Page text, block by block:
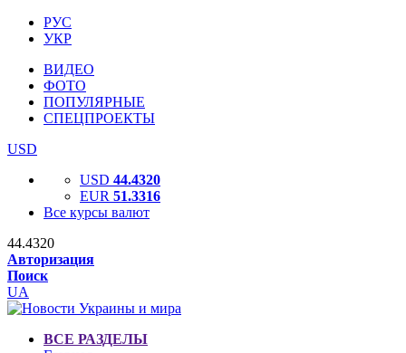
РУС
УКР
ВИДЕО
ФОТО
ПОПУЛЯРНЫЕ
СПЕЦПРОЕКТЫ
USD
USD 44.4320
EUR 51.3316
Все курсы валют
44.4320
Авторизация
Поиск
UA
ВСЕ РАЗДЕЛЫ